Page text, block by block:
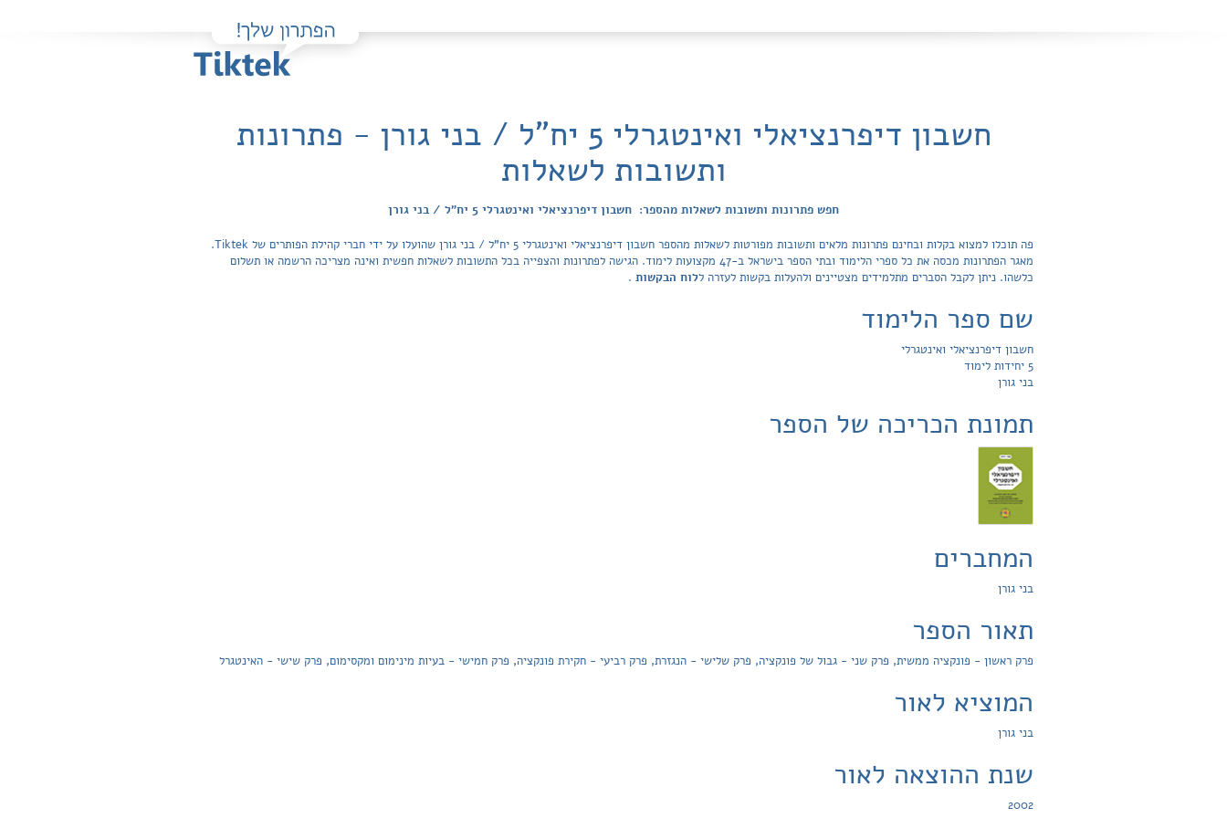
חשבון דיפרנציאלי ואינטגרלי 5 יח"ל / בני גורן - פתרונות
ותשובות לשאלות
חפש פתרונות ותשובות לשאלות מהספר: חשבון דיפרנציאלי ואינטגרלי 5 יח"ל / בני גורן
פה תוכלו למצוא בקלות ובחינם פתרונות מלאים ותשובות מפורטות לשאלות מהספר חשבון דיפרנציאלי ואינטגרלי 5 יח"ל / בני גורן שהועלו על ידי חברי קהילת הפותרים של Tiktek.
מאגר הפתרונות מכסה את כל ספרי הלימוד ובתי הספר בישראל ב-47 מקצועות לימוד. הגישה לפתרונות והצפייה בכל התשובות לשאלות חפשית ואינה מצריכה הרשמה או תשלום
כלשהו. ניתן לקבל הסברים מתלמידים מצטיינים ולהעלות בקשות לעזרה ללוח הבקשות .
שם ספר הלימוד
חשבון דיפרנציאלי ואינטגרלי
5 יחידות לימוד
בני גורן
תמונת הכריכה של הספר
המחברים
בני גורן
תאור הספר
פרק ראשון - פונקציה ממשית, פרק שני - גבול של פונקציה, פרק שלישי - הנגזרת, פרק רביעי - חקירת פונקציה, פרק חמישי - בעיות מינימום ומקסימום, פרק שישי - האינטגרל
המוציא לאור
בני גורן
שנת ההוצאה לאור
2002